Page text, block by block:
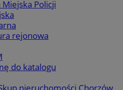
Policji
rejonowa
do katalogu